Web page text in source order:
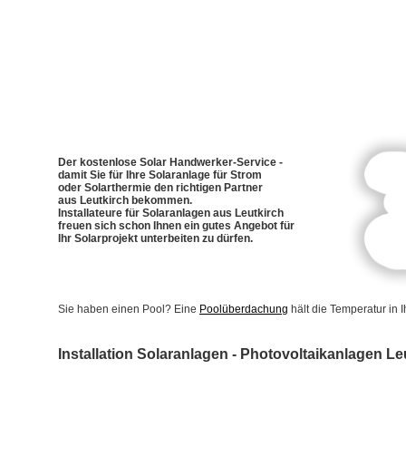
Der kostenlose Solar Handwerker-Service -
damit Sie für Ihre Solaranlage für Strom
oder Solarthermie den richtigen Partner
aus Leutkirch bekommen.
Installateure für Solaranlagen aus Leutkirch
freuen sich schon Ihnen ein gutes Angebot für
Ihr Solarprojekt unterbeiten zu dürfen.
Sie haben einen Pool? Eine Poolüberdachung hält die Temperatur in
Installation Solaranlagen - Photovoltaikanlagen